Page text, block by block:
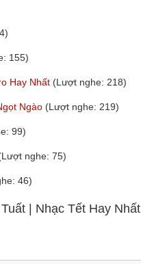
155)
Hay Nhất (Lượt nghe: 218)
Ngào (Lượt nghe: 219)
99)
nghe: 75)
46)
| Nhạc Tết Hay Nhất